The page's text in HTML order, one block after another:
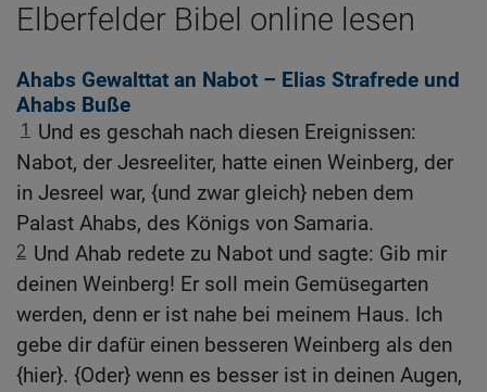
Elberfelder Bibel online lesen
Ahabs Gewalttat an Nabot – Elias Strafrede und
Ahabs Buße
1
Und es geschah nach diesen Ereignissen:
Nabot, der Jesreeliter, hatte einen Weinberg, der
in Jesreel war, {und zwar gleich} neben dem
Palast Ahabs, des Königs von Samaria.
2 Und Ahab redete zu Nabot und sagte: Gib mir
deinen Weinberg! Er soll mein Gemüsegarten
werden, denn er ist nahe bei meinem Haus. Ich
gebe dir dafür einen besseren Weinberg als den
{hier}. {Oder} wenn es besser ist in deinen Augen,